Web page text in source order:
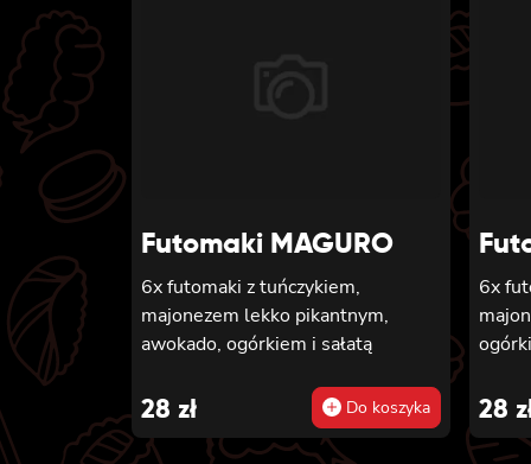
Futomaki MAGURO
6x futomaki z tuńczykiem,
majonezem lekko pikantnym,
awokado, ogórkiem i sałatą
28 zł Do koszyka
6x
28